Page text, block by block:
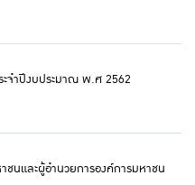
ะจำปีงบประมาณ พ.ศ 2562
ชนและผู้อำนวยการองค์การมหาชน